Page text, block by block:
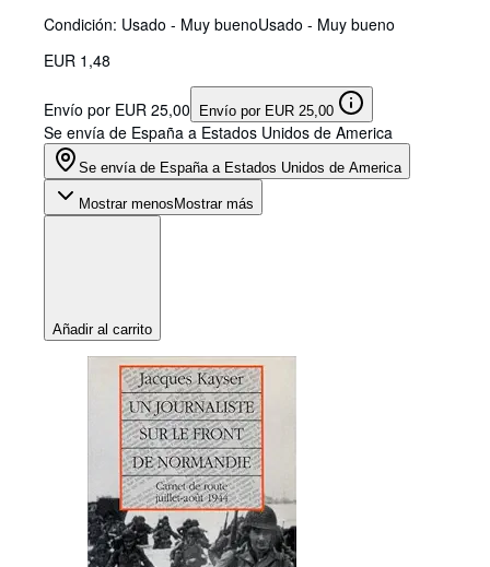
Condición: Usado - Muy buenoUsado - Muy bueno
EUR 1,48
Envío por EUR 25,00 Envío por EUR 25,00
Se envía de España a Estados Unidos de America
Se envía de España a Estados Unidos de America
Mostrar menosMostrar más
Añadir al carrito